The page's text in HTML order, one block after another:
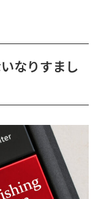
なりすまし